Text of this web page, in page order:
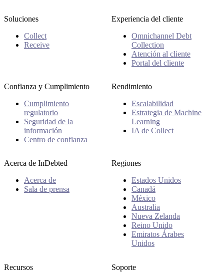
Soluciones
Collect
Receive
Experiencia del cliente
Omnichannel Debt
Collection
Atención al cliente
Portal del cliente
Confianza y Cumplimiento
Cumplimiento
regulatorio
Seguridad de la
información
Centro de confianza
Rendimiento
Escalabilidad
Estrategia de Machine
Learning
IA de Collect
Acerca de InDebted
Acerca de
Sala de prensa
Regiones
Estados Unidos
Canadá
México
Australia
Nueva Zelanda
Reino Unido
Emiratos Árabes
Unidos
Recursos
Soporte